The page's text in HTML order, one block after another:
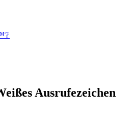
❔
Ausrufezeichen